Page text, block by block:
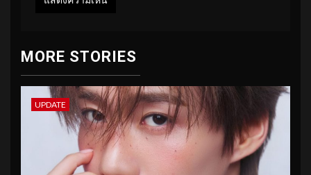
MORE STORIES
UPDATE